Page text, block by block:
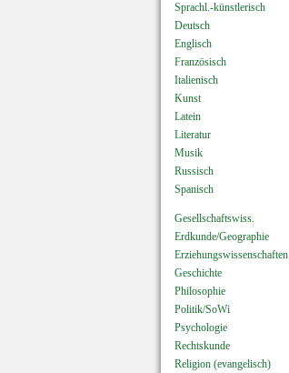
Sprachl.-künstlerisch
Deutsch
Englisch
Französisch
Italienisch
Kunst
Latein
Literatur
Musik
Russisch
Spanisch
Gesellschaftswiss.
Erdkunde/Geographie
Erziehungswissenschaften
Geschichte
Philosophie
Politik/SoWi
Psychologie
Rechtskunde
Religion (evangelisch)